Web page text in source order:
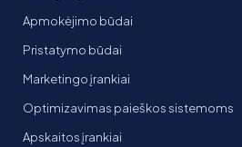
Apmokėjimo būdai
Pristatymo būdai
Marketingo įrankiai
Optimizavimas paieškos sistemoms
Apskaitos įrankiai